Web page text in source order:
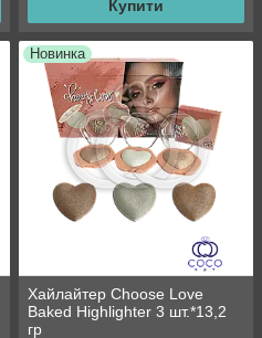
Купити
Новинка
Хайлайтер Choose Love
Baked Highlighter 3 шт.*13,2
гр